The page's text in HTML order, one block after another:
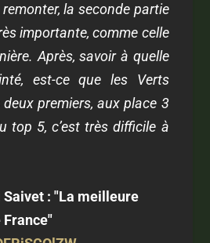
la seconde partie
importante, comme celle
Après, savoir à quelle
est-ce que les Verts
premiers, aux place 3
top 5, c’est très difficile à
Saivet : "La meilleure
France"